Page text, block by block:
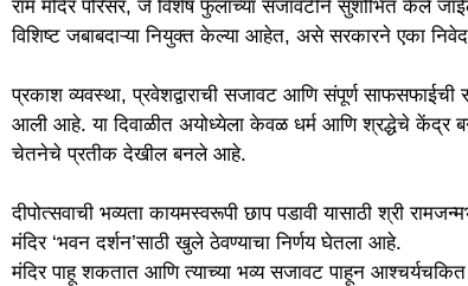
राम मंदिर परिसर, जे विशेष फुलांच्या सजावटीने सुशोभित केले
विशिष्ट जबाबदाऱ्या नियुक्त केल्या आहेत, असे सरकारने एका
प्रकाश व्यवस्था, प्रवेशद्वाराची सजावट आणि संपूर्ण
आली आहे. या दिवाळीत अयोध्येला केवळ धर्म आणि श्रद्धेचे केंद्र
चेतनेचे प्रतीक देखील बनले आहे.
दीपोत्सवाची भव्यता कायमस्वरूपी छाप पडावी यासाठी श्री
मंदिर ‘भवन दर्शन’साठी खुले ठेवण्याचा निर्णय
मंदिर पाहू शकतात आणि त्याच्या भव्य सजावट पाहून